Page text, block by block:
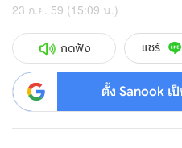
23 ก.ย. 59 (15:09 น.)
กดฟัง แชร์
ตั้ง Sanook เ